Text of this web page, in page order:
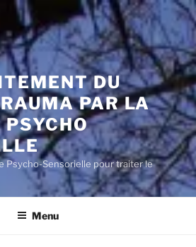
DU
PAR LA
Psycho-Sensorielle pour traiter le
Menu